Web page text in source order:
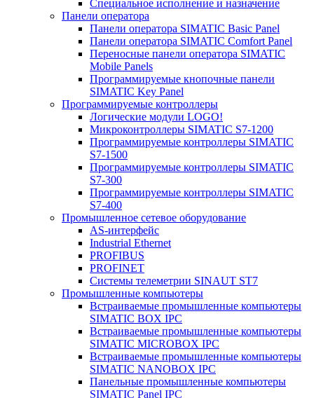
Специальное исполнение и назначение
Панели оператора
Панели оператора SIMATIC Basic Panel
Панели оператора SIMATIC Comfort Panel
Переносные панели оператора SIMATIC
Mobile Panels
Программируемые кнопочные панели
SIMATIC Key Panel
Программируемые контроллеры
Логические модули LOGO!
Микроконтроллеры SIMATIC S7-1200
Программируемые контроллеры SIMATIC
S7-1500
Программируемые контроллеры SIMATIC
S7-300
Программируемые контроллеры SIMATIC
S7-400
Промышленное сетевое оборудование
AS-интерфейс
Industrial Ethernet
PROFIBUS
PROFINET
Системы телеметрии SINAUT ST7
Промышленные компьютеры
Встраиваемые промышленные компьютеры
SIMATIC BOX IPC
Встраиваемые промышленные компьютеры
SIMATIC MICROBOX IPC
Встраиваемые промышленные компьютеры
SIMATIC NANOBOX IPC
Панельные промышленные компьютеры
SIMATIC Panel IPC